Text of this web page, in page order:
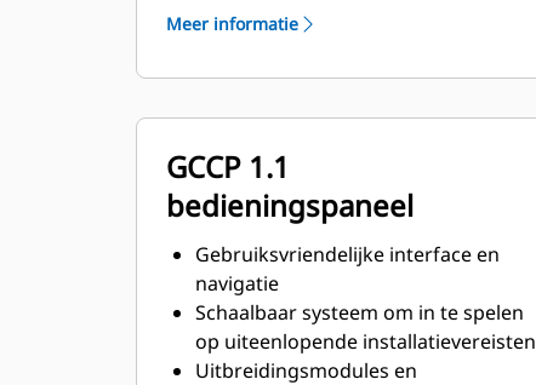
Meer informatie
GCCP 1.1
bedieningspaneel
Gebruiksvriendelijke interface en
navigatie
Schaalbaar systeem om in te spelen
op uiteenlopende installatievereisten
Uitbreidingsmodules en